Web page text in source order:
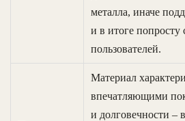
металла, иначе
и в итоге попросту
пользователей.
Материал
впечатляющими
и долговечности –